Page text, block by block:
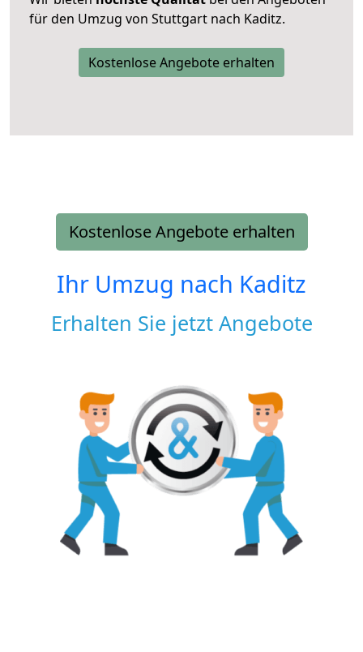
für den Umzug von Stuttgart nach Kaditz.
Kostenlose Angebote erhalten
Kostenlose Angebote erhalten
Ihr Umzug nach Kaditz
Erhalten Sie jetzt Angebote